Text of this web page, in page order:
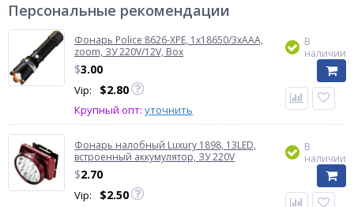
Персональные рекомендации
Фонарь Police 8626-XPE, 1х18650/3xAAA,
zoom, ЗУ 220V/12V, Box
$3.00
Vip: $2.80
Крупный опт: уточнить
В
наличии
Фонарь налобный Luxury 1898, 13LED,
встроенный аккумулятор, ЗУ 220V
$2.70
Vip: $2.50
В
наличии